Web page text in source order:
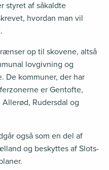
styret af såkaldte
hvordan man vil
op til skovene, altså
lovgivning og
De kommuner, der har
er Gentofte,
Rudersdal og
også som en del af
og beskyttes af Slots-